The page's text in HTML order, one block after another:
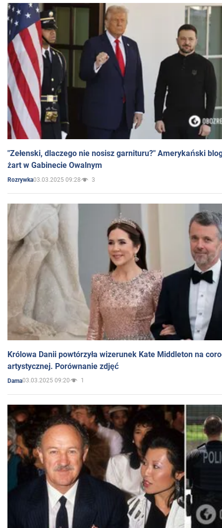
"Zełenski, dlaczego nie nosisz garnituru?" Amerykański
żart w Gabinecie Owalnym
Rozrywka03.03.2025 09:28 3
Królowa Danii powtórzyła wizerunek Kate Middleton na
artystycznej. Porównanie zdjęć
Dama03.03.2025 09:20 1